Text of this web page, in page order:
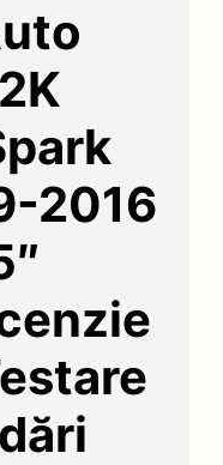
2016